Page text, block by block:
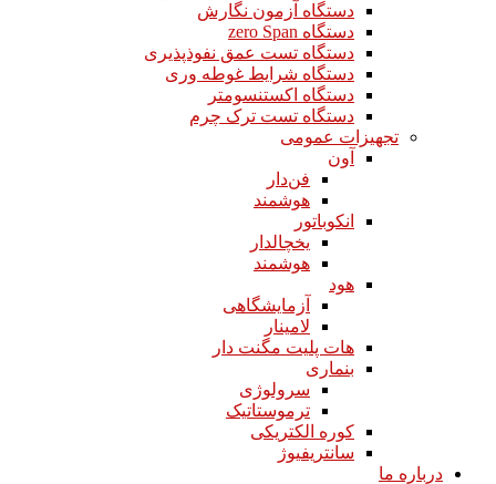
دستگاه آزمون نگارش
دستگاه zero Span
دستگاه تست عمق نفوذپذیری
دستگاه شرایط غوطه وری
دستگاه اکستنسومتر
دستگاه تست ترک چرم
تجهیزات عمومی
آون
فن‌دار
هوشمند
انکوباتور
یخچالدار
هوشمند
هود
آزمایشگاهی
لامینار​​​​​​​
هات پلیت مگنت دار​​​​​​​
بنماری
سرولوژی
ترموستاتیک
کوره الکتریکی
سانتریفیوژ
درباره ما